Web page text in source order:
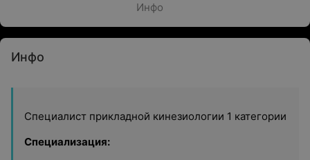
Инфо
Инфо
Специалист прикладной кинезиологии 1 категории
Специализация: